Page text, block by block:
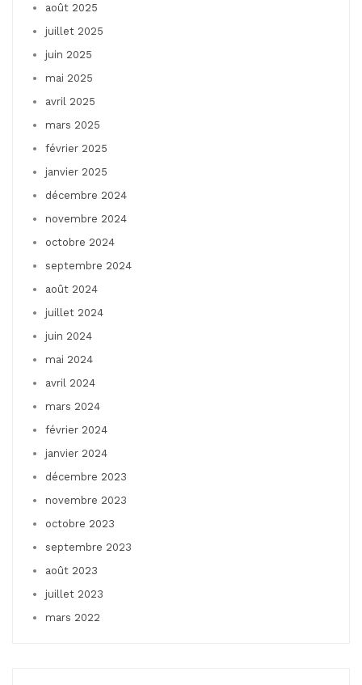
août 2025
juillet 2025
juin 2025
mai 2025
avril 2025
mars 2025
février 2025
janvier 2025
décembre 2024
novembre 2024
octobre 2024
septembre 2024
août 2024
juillet 2024
juin 2024
mai 2024
avril 2024
mars 2024
février 2024
janvier 2024
décembre 2023
novembre 2023
octobre 2023
septembre 2023
août 2023
juillet 2023
mars 2022